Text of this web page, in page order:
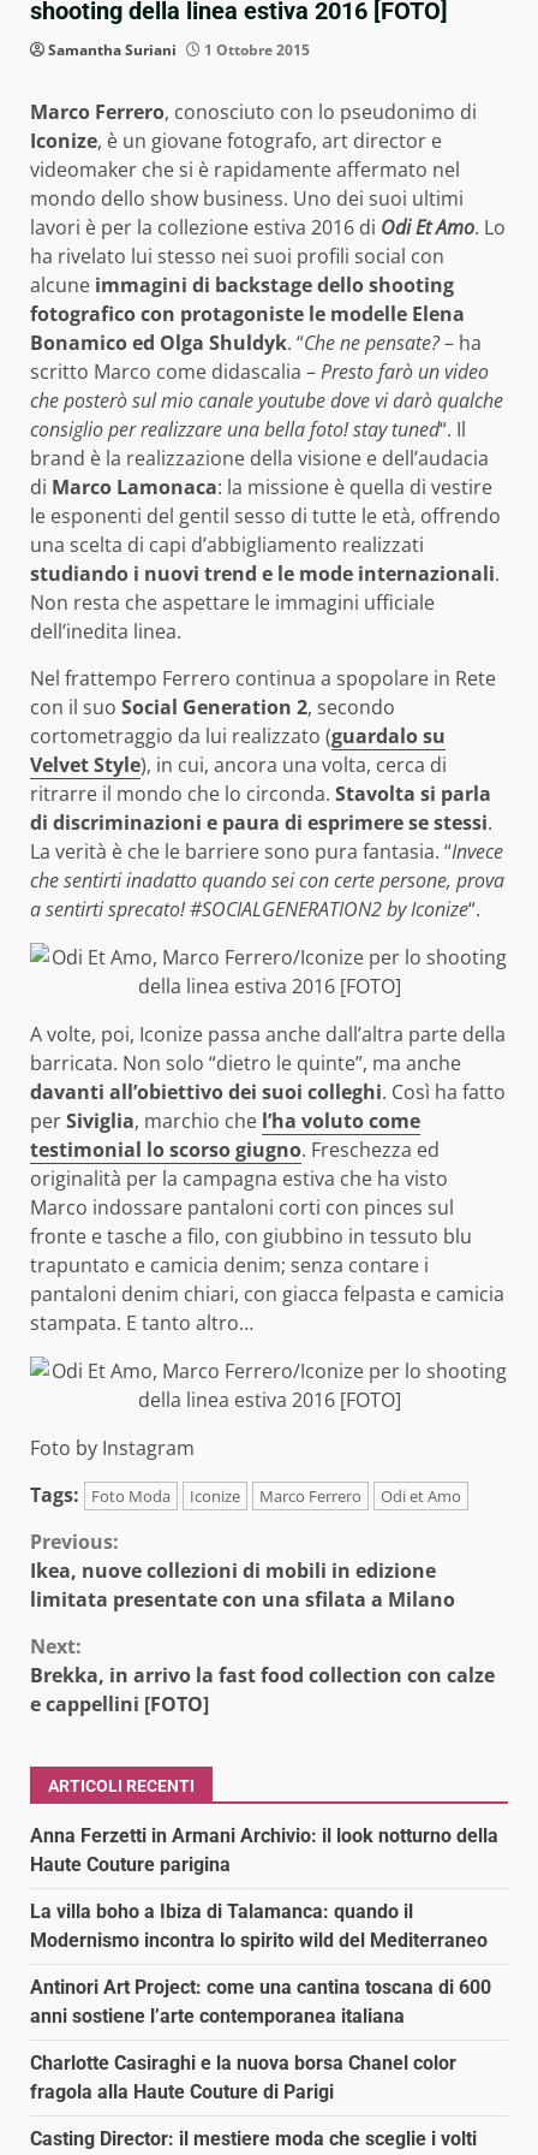
shooting della linea estiva 2016 [FOTO]
Samantha Suriani 1 Ottobre 2015
Marco Ferrero, conosciuto con lo pseudonimo di
Iconize, è un giovane fotografo, art director e
videomaker che si è rapidamente affermato nel
mondo dello show business. Uno dei suoi ultimi
lavori è per la collezione estiva 2016 di Odi Et Amo. Lo
ha rivelato lui stesso nei suoi profili social con
alcune immagini di backstage dello shooting
fotografico con protagoniste le modelle Elena
Bonamico ed Olga Shuldyk. “Che ne pensate?– ha
scritto Marco come didascalia –Presto farò un video
che posterò sul mio canale youtube dove vi darò qualche
consiglio per realizzare una bella foto! stay tuned“. Il
brand è la realizzazione della visione e dell’audacia
di Marco Lamonaca: la missione è quella di vestire
le esponenti del gentil sesso di tutte le età, offrendo
una scelta di capi d’abbigliamento realizzati
studiando i nuovi trend e le mode internazionali.
Non resta che aspettare le immagini ufficiale
dell’inedita linea.
Nel frattempo Ferrero continua a spopolare in Rete
con il suo Social Generation 2, secondo
cortometraggio da lui realizzato (guardalo su
Velvet Style), in cui, ancora una volta, cerca di
ritrarre il mondo che lo circonda. Stavolta si parla
di discriminazioni e paura di esprimere se stessi.
La verità è che le barriere sono pura fantasia. “Invece
che sentirti inadatto quando sei con certe persone, prova
a sentirti sprecato! #‎SOCIALGENERATION2‬ by Iconize“.
A volte, poi, Iconize passa anche dall’altra parte della
barricata. Non solo “dietro le quinte”, ma anche
davanti all’obiettivo dei suoi colleghi. Così ha fatto
perSiviglia, marchio che l’ha voluto come
testimonial lo scorso giugno. Freschezza ed
originalità per la campagna estiva che ha visto
Marco indossare pantaloni corti con pinces sul
fronte e tasche a filo, con giubbino in tessuto blu
trapuntato e camicia denim; senza contare i
pantaloni denim chiari, con giacca felpasta e camicia
stampata. E tanto altro…
Foto by Instagram
Tags:
Foto Moda Iconize Marco Ferrero Odi et Amo
Continue
Reading
Previous:
Ikea, nuove collezioni di mobili in edizione
limitata presentate con una sfilata a Milano
Next:
Brekka, in arrivo la fast food collection con calze
e cappellini [FOTO]
ARTICOLI RECENTI
Anna Ferzetti in Armani Archivio: il look notturno della
Haute Couture parigina
La villa boho a Ibiza di Talamanca: quando il
Modernismo incontra lo spirito wild del Mediterraneo
Antinori Art Project: come una cantina toscana di 600
anni sostiene l’arte contemporanea italiana
Charlotte Casiraghi e la nuova borsa Chanel color
fragola alla Haute Couture di Parigi
Casting Director: il mestiere moda che sceglie i volti